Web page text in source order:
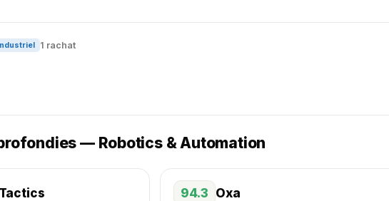
1 rachat
— Robotics & Automation
94.3 Oxa